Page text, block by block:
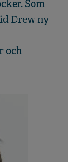
Som
Drew ny
och